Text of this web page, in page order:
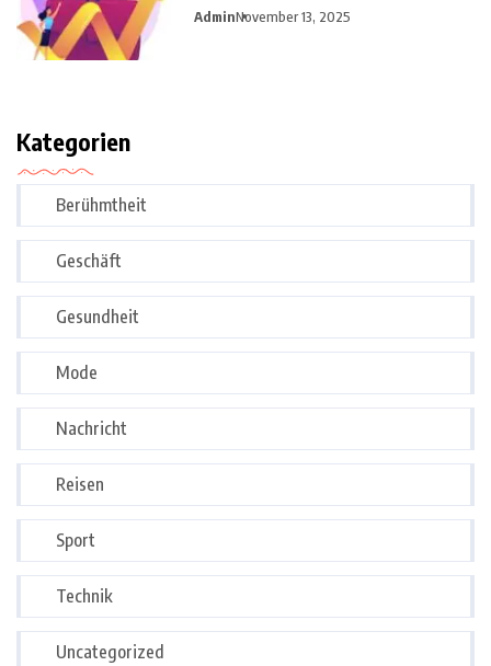
AdminNovember 13, 2025
Kategorien
Berühmtheit
Geschäft
Gesundheit
Mode
Nachricht
Reisen
Sport
Technik
Uncategorized